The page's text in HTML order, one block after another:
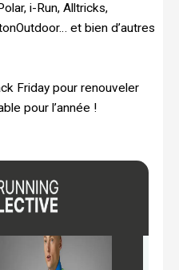
i-Run, Alltricks,
et bien d’autres
Friday pour renouveler
pour l’année !